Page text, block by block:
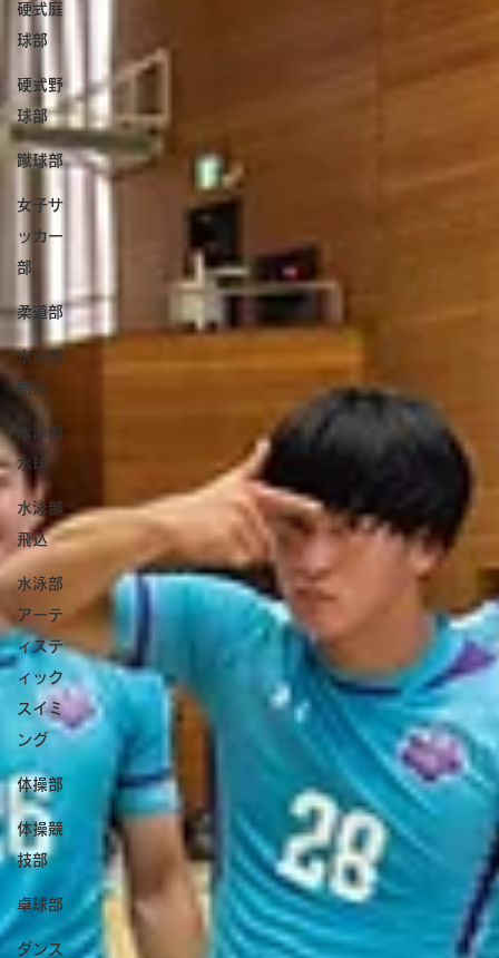
硬式庭
球部
硬式野
球部
蹴球部
女子サ
ッカー
部
柔道部
水泳部
競泳
水泳部
水球
水泳部
飛込
水泳部
アーテ
ィステ
ィック
スイミ
ング
体操部
体操競
技部
卓球部
ダンス